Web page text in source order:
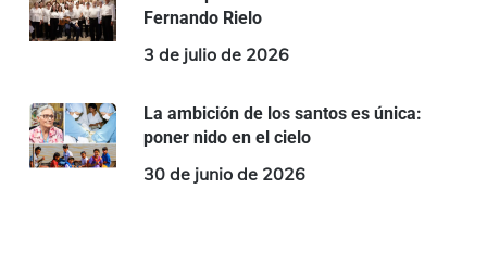
Fernando Rielo
3 de julio de 2026
La ambición de los santos es única:
poner nido en el cielo
30 de junio de 2026